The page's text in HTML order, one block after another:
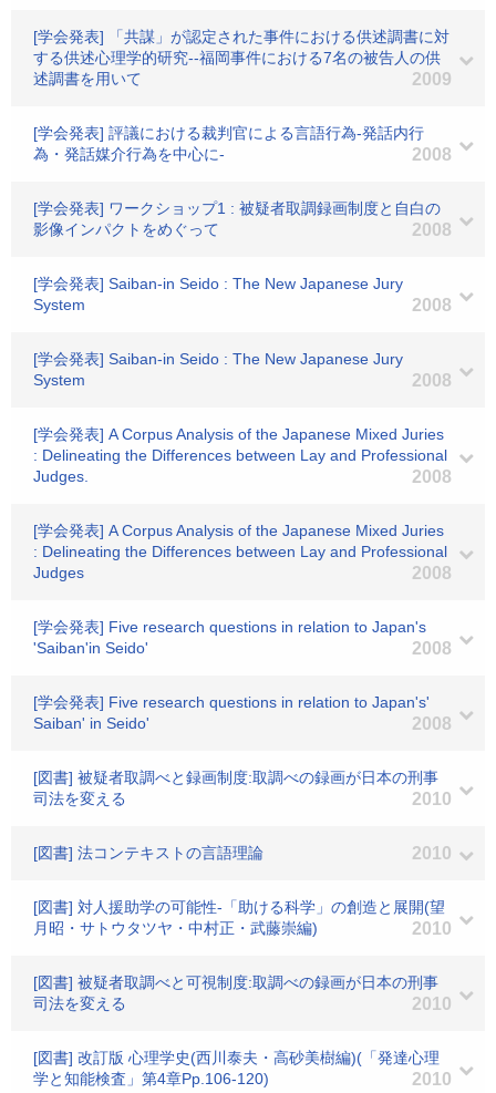
[学会発表] 「共謀」が認定された事件における供述調書に対
する供述心理学的研究--福岡事件における7名の被告人の供
述調書を用いて
2009
[学会発表] 評議における裁判官による言語行為-発話内行
為・発話媒介行為を中心に-
2008
[学会発表] ワークショップ1 : 被疑者取調録画制度と自白の
影像インパクトをめぐって
2008
[学会発表] Saiban-in Seido : The New Japanese Jury
System
2008
[学会発表] Saiban-in Seido : The New Japanese Jury
System
2008
[学会発表] A Corpus Analysis of the Japanese Mixed Juries
: Delineating the Differences between Lay and Professional
Judges.
2008
[学会発表] A Corpus Analysis of the Japanese Mixed Juries
: Delineating the Differences between Lay and Professional
Judges
2008
[学会発表] Five research questions in relation to Japan's
'Saiban'in Seido'
2008
[学会発表] Five research questions in relation to Japan's'
Saiban' in Seido'
2008
[図書] 被疑者取調べと録画制度:取調べの録画が日本の刑事
司法を変える
2010
[図書] 法コンテキストの言語理論 2010
[図書] 対人援助学の可能性-「助ける科学」の創造と展開(望
月昭・サトウタツヤ・中村正・武藤崇編)
2010
[図書] 被疑者取調べと可視制度:取調べの録画が日本の刑事
司法を変える
2010
[図書] 改訂版 心理学史(西川泰夫・高砂美樹編)(「発達心理
学と知能検査」第4章Pp.106-120)
2010